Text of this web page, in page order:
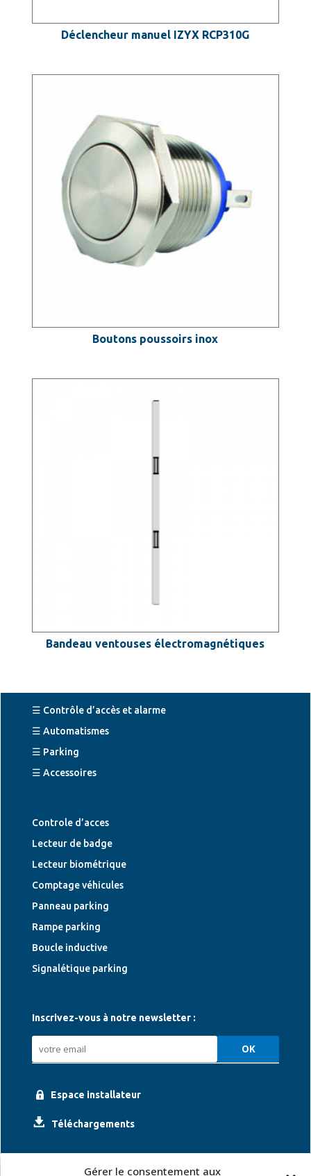
Gérer le consentement aux
Déclencheur manuel IZYX RCP310G
Boutons poussoirs inox
Bandeau ventouses électromagnétiques
☰ Contrôle d’accès et alarme
☰ Automatismes
☰ Parking
☰ Accessoires
Controle d’acces
Lecteur de badge
Lecteur biométrique
Comptage véhicules
Panneau parking
Rampe parking
Boucle inductive
Signalétique parking
Inscrivez-vous à notre newsletter :
Espace installateur
Téléchargements